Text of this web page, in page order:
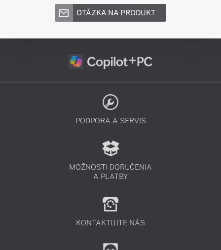
OTÁZKA NA PRODUKT
PODPORA A SERVIS
MOŽNOSTI DORUČENIA
A PLATBY
KONTAKTUJTE NÁS